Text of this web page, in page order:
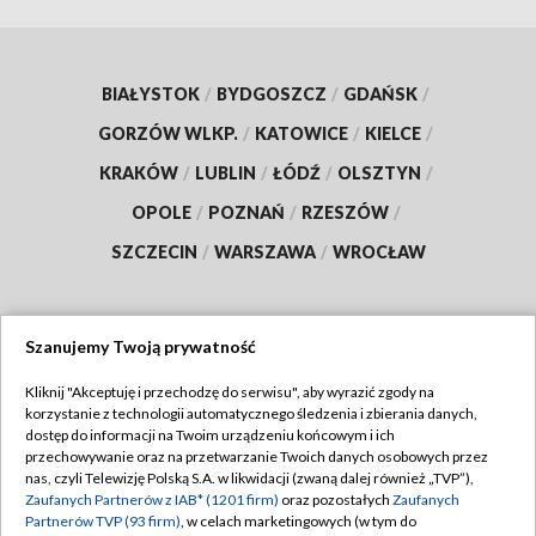
BIAŁYSTOK / BYDGOSZCZ / GDAŃSK /
GORZÓW WLKP. / KATOWICE / KIELCE /
KRAKÓW / LUBLIN / ŁÓDŹ / OLSZTYN /
OPOLE / POZNAŃ / RZESZÓW /
SZCZECIN / WARSZAWA / WROCŁAW
TVP
Abonament TVP
Emisja w TVP
Regulamin TVP
Polityka prywatności
Szanujemy Twoją prywatność
Kliknij "Akceptuję i przechodzę do serwisu", aby wyrazić zgody na
korzystanie z technologii automatycznego śledzenia i zbierania danych,
dostęp do informacji na Twoim urządzeniu końcowym i ich
przechowywanie oraz na przetwarzanie Twoich danych osobowych przez
nas, czyli Telewizję Polską S.A. w likwidacji (zwaną dalej również „TVP”),
Zaufanych Partnerów z IAB* (1201 firm) oraz pozostałych Zaufanych
Partnerów TVP (93 firm), w celach marketingowych (w tym do